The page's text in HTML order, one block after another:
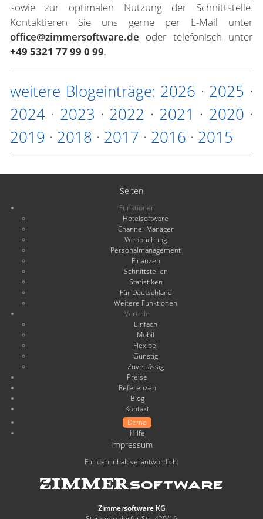
sowie zur optimalen Nutzung der Schnittstelle.
Kontaktieren Sie uns gerne per E-Mail unter
office@zimmersoftware.de oder telefonisch unter
+49 5321 77 99 0 99.
weitere Blogeinträge: 2026 · 2025 ·
2024 · 2023 · 2022 · 2021 · 2020 ·
2019 · 2018 · 2017 · 2016 · 2015
Seiten
Funktionen
Hotelsoftware
Channel-Manager
Webbuchung
Personalmanagement
Finanzen
Schnittstellen
Statistiken
Für Deutschland
Weitere Funktionen
Vorteile
Einfach
Mobil
Flexibel
Günstig
Zuverlässig
Preise
Referenzen
Blog
Kontakt
Demo
Hilfe
Impressum
Für den Inhalt verantwortlich:
Zimmersoftware KG